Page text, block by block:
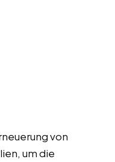
von
um die